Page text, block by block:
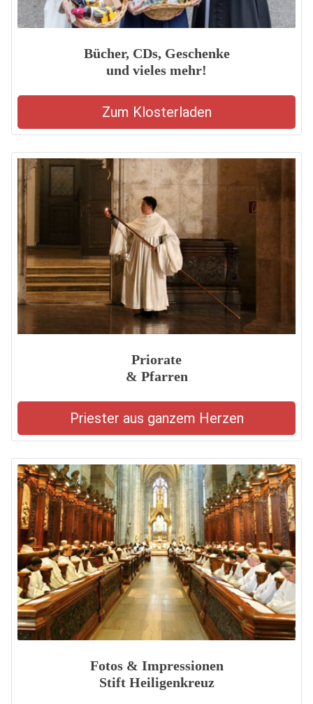
Bücher, CDs, Geschenke
und vieles mehr!
Zum Klosterladen
Priorate
& Pfarren
Priester aus ganzem Herzen
Fotos & Impressionen
Stift Heiligenkreuz